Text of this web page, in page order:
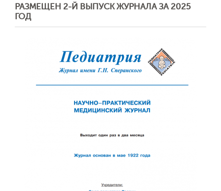
РАЗМЕЩЕН 2-Й ВЫПУСК ЖУРНАЛА ЗА 2025
ГОД